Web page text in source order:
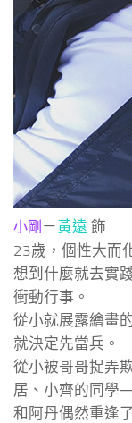
小剛 －黃遠 飾
23歲，個性大而
想到什麼就去實
衝動行事。
從小就展露繪畫
就決定先當兵。
從小被哥哥捉弄
居、小齊的同學
和阿丹偶然重逢了